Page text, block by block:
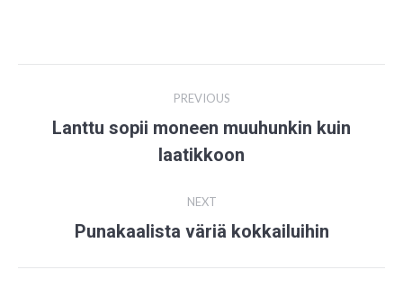
navigation
PREVIOUS
post:
Lanttu sopii moneen muuhunkin kuin
laatikkoon
NEXT
Next
Punakaalista väriä kokkailuihin